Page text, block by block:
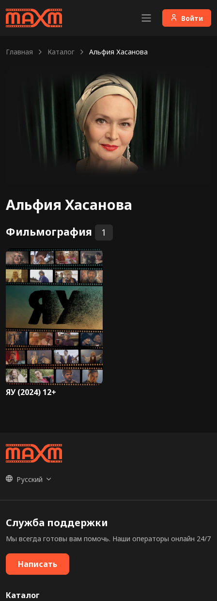
Войти
Главная Каталог Альфия Хасанова
Альфия Хасанова
Фильмография 1
ЯУ (2024) 12+
Русский
Служба поддержки
Мы всегда готовы вам помочь. Наши операторы онлайн 24/7
Написать
Каталог